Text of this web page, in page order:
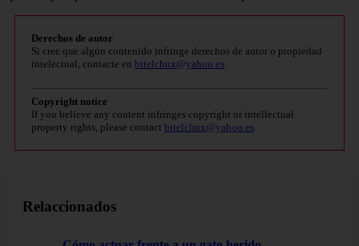
Derechos de autor
Si cree que algún contenido infringe derechos de autor o propiedad
intelectual, contacte en bitelchux@yahoo.es
Copyright notice
If you believe any content infringes copyright or intellectual
property rights, please contact bitelchux@yahoo.es
Relaccionados